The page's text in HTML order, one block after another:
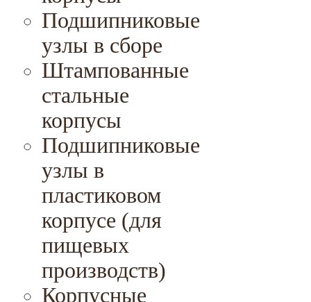
Подшипниковые
узлы в сборе
Штампованные
стальные
корпусы
Подшипниковые
узлы в
пластиковом
корпусе (для
пищевых
производств)
Корпусные